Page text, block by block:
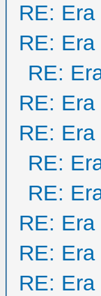
RE:
RE:
RE:
RE:
RE:
RE:
RE:
RE:
RE:
RE: